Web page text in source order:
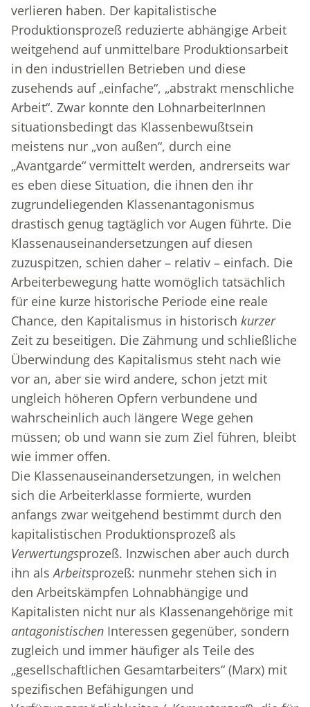
verlieren haben. Der kapitalistische
Produktionsprozeß reduzierte abhängige Arbeit
weitgehend auf unmittelbare Produktionsarbeit
in den industriellen Betrieben und diese
zusehends auf „einfache“, „abstrakt menschliche
Arbeit“. Zwar konnte den LohnarbeiterInnen
situationsbedingt das Klassenbewußtsein
meistens nur „von außen“, durch eine
„Avantgarde“ vermittelt werden, andrerseits war
es eben diese Situation, die ihnen den ihr
zugrundeliegenden Klassenantagonismus
drastisch genug tagtäglich vor Augen führte. Die
Klassenauseinandersetzungen auf diesen
zuzuspitzen, schien daher – relativ – einfach. Die
Arbeiterbewegung hatte womöglich tatsächlich
für eine kurze historische Periode eine reale
Chance, den Kapitalismus in historisch kurzer
Zeit zu beseitigen. Die Zähmung und schließliche
Überwindung des Kapitalismus steht nach wie
vor an, aber sie wird andere, schon jetzt mit
ungleich höheren Opfern verbundene und
wahrscheinlich auch längere Wege gehen
müssen; ob und wann sie zum Ziel führen, bleibt
wie immer offen.
Die Klassenauseinandersetzungen, in welchen
sich die Arbeiterklasse formierte, wurden
anfangs zwar weitgehend bestimmt durch den
kapitalistischen Produktionsprozeß als
Verwertungsprozeß. Inzwischen aber auch durch
ihn alsArbeitsprozeß: nunmehr stehen sich in
den Arbeitskämpfen Lohnabhängige und
Kapitalisten nicht nur als Klassenangehörige mit
antagonistischen Interessen gegenüber, sondern
zugleich und immer häufiger als Teile des
„gesellschaftlichen Gesamtarbeiters“ (Marx) mit
spezifischen Befähigungen und